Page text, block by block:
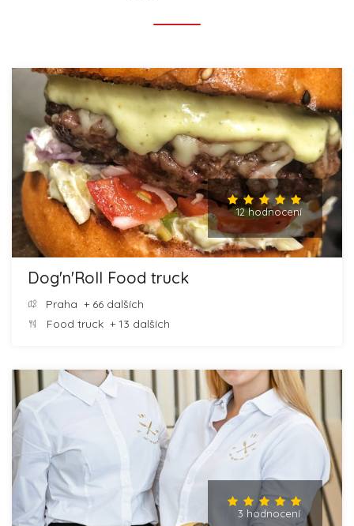
12 hodnocení
Dog'n'Roll Food truck
Praha + 66 dalších
Food truck + 13 dalších
3 hodnocení